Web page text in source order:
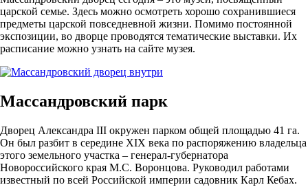
царской семье. Здесь можно осмотреть хорошо сохранившиеся
предметы царской повседневной жизни. Помимо постоянной
экспозиции, во дворце проводятся тематические выставки. Их
расписание можно узнать на сайте музея.
Массандровский парк
Дворец Александра III окружен парком общей площадью 41 га.
Он был разбит в середине XIX века по распоряжению владельца
этого земельного участка – генерал-губернатора
Новороссийского края М.С. Воронцова. Руководил работами
известный по всей Российской империи садовник Карл Кебах.